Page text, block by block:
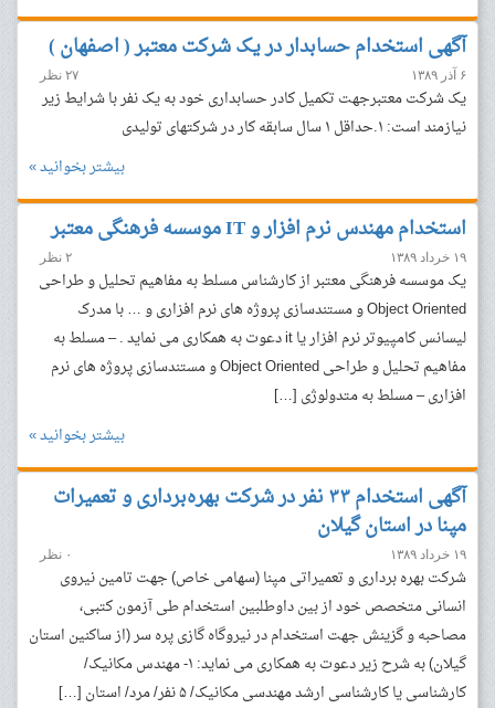
آگهی استخدام حسابدار در یک شرکت معتبر ( اصفهان )
۶ آذر ۱۳۸۹ ۲۷ نظر
یک شرکت معتبرجهت تکمیل کادر حسابداری خود به یک نفر با شرایط زیر
نیازمند است: ۱.حداقل ۱ سال سابقه کار در شرکتهای تولیدی
بیشتر بخوانید »
استخدام مهندس نرم افزار و IT موسسه فرهنگی معتبر
۱۹ خرداد ۱۳۸۹ ۲ نظر
یک موسسه فرهنگی معتبر از کارشناس مسلط به مفاهیم تحلیل و طراحی
Object Oriented و مستندسازی پروژه های نرم افزاری و … با مدرک
لیسانس کامپیوتر نرم افزار یا it دعوت به همکاری می نماید . – مسلط به
مفاهیم تحلیل و طراحی Object Oriented و مستندسازی پروژه های نرم
افزاری – مسلط به متدولوژی […]
بیشتر بخوانید »
آگهی استخدام ۳۳ نفر در شرکت بهره‌برداری و تعمیرات
مپنا در استان گیلان
۱۹ خرداد ۱۳۸۹ ۰ نظر
شرکت بهره برداری و تعمیراتی مپنا (سهامی خاص) جهت تامین نیروی
انسانی متخصص خود از بین داوطلبین استخدام طی آزمون کتبی،
مصاحبه و گزینش جهت استخدام در نیروگاه گازی پره سر (از ساکنین استان
گیلان) به شرح زیر دعوت به همکاری می نماید: ۱- مهندس مکانیک/
کارشناسی یا کارشناسی ارشد مهندسی مکانیک/ ۵ نفر/ مرد/ استان […]